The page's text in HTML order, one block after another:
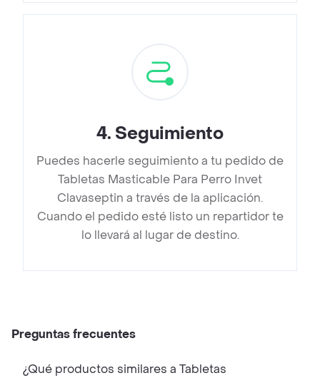
4. Seguimiento
Puedes hacerle seguimiento a tu pedido de
Tabletas Masticable Para Perro Invet
Clavaseptin a través de la aplicación.
Cuando el pedido esté listo un repartidor te
lo llevará al lugar de destino.
Preguntas frecuentes
¿Qué productos similares a Tabletas